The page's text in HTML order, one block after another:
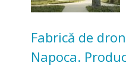
Fabrică de
Napoca.